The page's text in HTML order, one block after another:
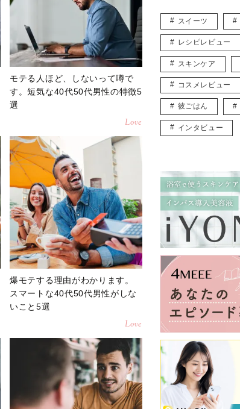
モテる人ほど、しないって噂で
す。短気な40代50代男性の特徴5
選
Love
爆モテする理由がわかります。
スマートな40代50代男性がしな
いこと5選
Love
スイーツ
レシピレビュー
スキンケア
コスメレビュー
彼ごはん
インタビュー